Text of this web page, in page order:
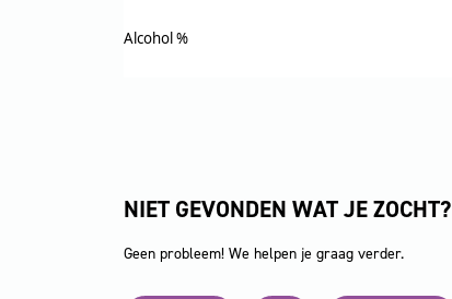
Alcohol %
NIET GEVONDEN WAT JE ZOCHT?
Geen probleem! We helpen je graag verder.